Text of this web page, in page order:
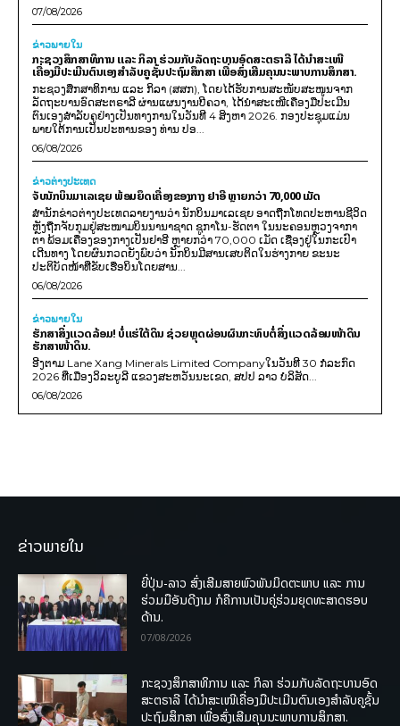
07/08/2026
ຂ່າວພາຍ​ໃນ
ກະຊວງສຶກສາທິການ ແລະ ກິລາ ຮ່ວມກັບລັດຖະບານອົດສະຕຣາລີ ໄດ້ນຳສະເໜີ
ເຄື່ອງມືປະເມີນຕົນເອງສຳລັບຄູຊັ້ນປະຖົມສຶກສາ ເພື່ອສົ່ງເສີມຄຸນນະພາບການສຶກສາ.
ກະຊວງສຶກສາທິການ ແລະ ກິລາ (ສສກ), ໂດຍໄດ້ຮັບການສະໜັບສະໜູນຈາກ
ລັດຖະບານອົດສະຕຣາລີ ຜ່ານແຜນງານບີຄວາ, ໄດ້ນຳສະເໜີເຄື່ອງມືປະເມີນ
ຕົນເອງສຳລັບຄູຢ່າງເປັນທາງການໃນວັນທີ 4 ສິງຫາ 2026. ກອງປະຊຸມແມ່ນ
ພາຍໃຕ້ການເປັນປະທານຂອງ ທ່ານ ປອ...
06/08/2026
ຂ່າວຕ່າງປະເທດ
ຈັບນັກບິນມາເລເຊຍ ພ້ອມຍຶດເຄື່ອງຂອງກາງ ຢາອີ ຫຼາຍກວ່າ 70,000 ເມັດ
ສຳນັກຂ່າວຕ່າງປະເທດລາຍງານວ່າ ນັກບິນມາເລເຊຍ ອາດຖືກໂທດປະຫານຊີວິດ
ຫຼັງຖືກຈັບກຸມຢູ່ສະໜາມບິນນານາຊາດ ຊູກາໂນ-ຮັດຕາ ໃນນະຄອນຫຼວງຈາກາ
ຕາ ພ້ອມເຄື່ອງຂອງກາງເປັນຢາອີ ຫຼາຍກວ່າ 70,000 ເມັດ ເຊື່ອງຢູ່ໃນກະເປົາ
ເດີນທາງ ໂດຍຜົນກວດຍັງພົບວ່າ ນັກບິນມີສານເສບຕິດໃນຮ່າງກາຍ ຂະນະ
ປະຕິບັດໜ້າທີ່ຂັບເຮືອບິນໂດຍສານ...
06/08/2026
ຂ່າວພາຍ​ໃນ
ຮັກສາສິ່ງແວດລ້ອມ! ບໍ່ແຮ່ໃຕ້ດິນ ຊ່ວຍຫຼຸດຜ່ອນຜົນກະທົບຕໍ່ສິ່ງແວດລ້ອມໜ້າດິນ
ຮັກສາໜ້າດິນ.
ອີງຕາມ Lane Xang Minerals Limited Companyໃນວັນທີ 30 ກໍລະກົດ
2026 ທີ່ເມືອງວິລະບູລີ ແຂວງສະຫວັນນະເຂດ, ສປປ ລາວ ບໍລິສັດ...
06/08/2026
ຂ່າວພາຍໃນ
ຍີ່ປຸ່ນ-ລາວ ສົ່ງເສີມສາຍພົວພັນມິດຕະພາບ ແລະ ການ
ຮ່ວມມືອັນດີງາມ ກໍຄືການເປັນຄູ່ຮ່ວມຍຸດທະສາດຮອບ
ດ້ານ.
07/08/2026
ກະຊວງສຶກສາທິການ ແລະ ກິລາ ຮ່ວມກັບລັດຖະບານອົດ
ສະຕຣາລີ ໄດ້ນຳສະເໜີເຄື່ອງມືປະເມີນຕົນເອງສຳລັບຄູຊັ້ນ
ປະຖົມສຶກສາ ເພື່ອສົ່ງເສີມຄຸນນະພາບການສຶກສາ.